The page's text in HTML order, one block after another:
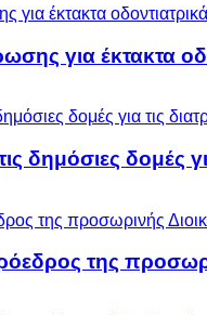
για έκτακτα
δημόσιες δομές
της